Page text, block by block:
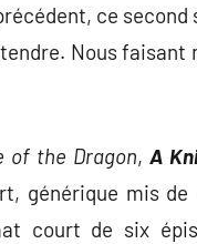
ce
Nous faisant
of the Dragon, A
générique mis
court de six